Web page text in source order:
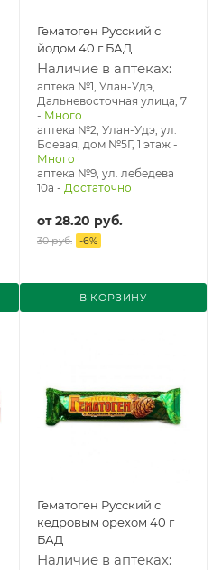
Гематоген Русский с
йодом 40 г БАД
Наличие в аптеках:
аптека №1, Улан-Удэ,
Дальневосточная улица, 7
- Много
аптека №2, Улан-Удэ, ул.
Боевая, дом №5Г, 1 этаж -
Много
аптека №9, ул. лебедева
10а - Достаточно
от28.20 руб.
30 руб. -6%
В КОРЗИНУ
Гематоген Русский с
кедровым орехом 40 г
БАД
Наличие в аптеках: